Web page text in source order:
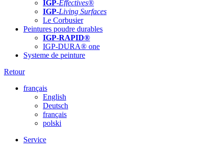
IGP-Effectives®
IGP-Living Surfaces
Le Corbusier
Peintures poudre durables
IGP-RAPID®
IGP-DURA® one
Systeme de peinture
Retour
français
English
Deutsch
français
polski
Service